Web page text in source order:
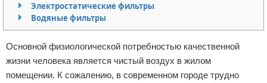
Ремонт дачи
Инструменты
Домашний быт
Для правообладателей
Отказ от ответственности
Электростатические фильтры
Водяные фильтры
Основной физиологической потребностью качественной
жизни человека является чистый воздух в жилом
помещении. К сожалению, в современном городе трудно